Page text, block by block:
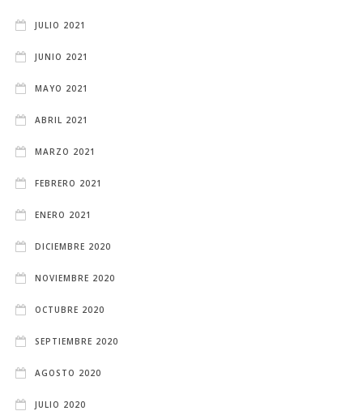
JULIO 2021
JUNIO 2021
MAYO 2021
ABRIL 2021
MARZO 2021
FEBRERO 2021
ENERO 2021
DICIEMBRE 2020
NOVIEMBRE 2020
OCTUBRE 2020
SEPTIEMBRE 2020
AGOSTO 2020
JULIO 2020